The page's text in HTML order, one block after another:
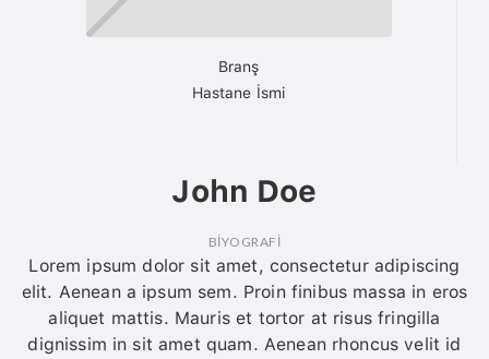
Branş
Hastane İsmi
John Doe
BİYOGRAFİ
Lorem ipsum dolor sit amet, consectetur adipiscing
elit. Aenean a ipsum sem. Proin finibus massa in eros
aliquet mattis. Mauris et tortor at risus fringilla
dignissim in sit amet quam. Aenean rhoncus velit id